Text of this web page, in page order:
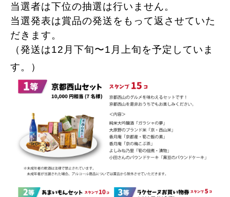
当選者は下位の抽選は行いません。
当選発表は賞品の発送をもって返させていた
だきます。
（発送は12月下旬〜1月上旬を予定していま
す。）